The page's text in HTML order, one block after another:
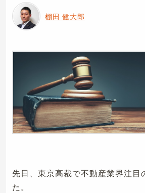
棚田 健大郎
先日、東京高裁で不動産業界注目
た。